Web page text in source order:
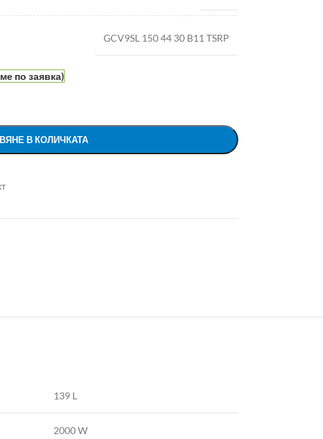
GCV9SL 150 44 30 B11 TSRP
по заявка)
В КОЛИЧКАТА
139 L
2000 W